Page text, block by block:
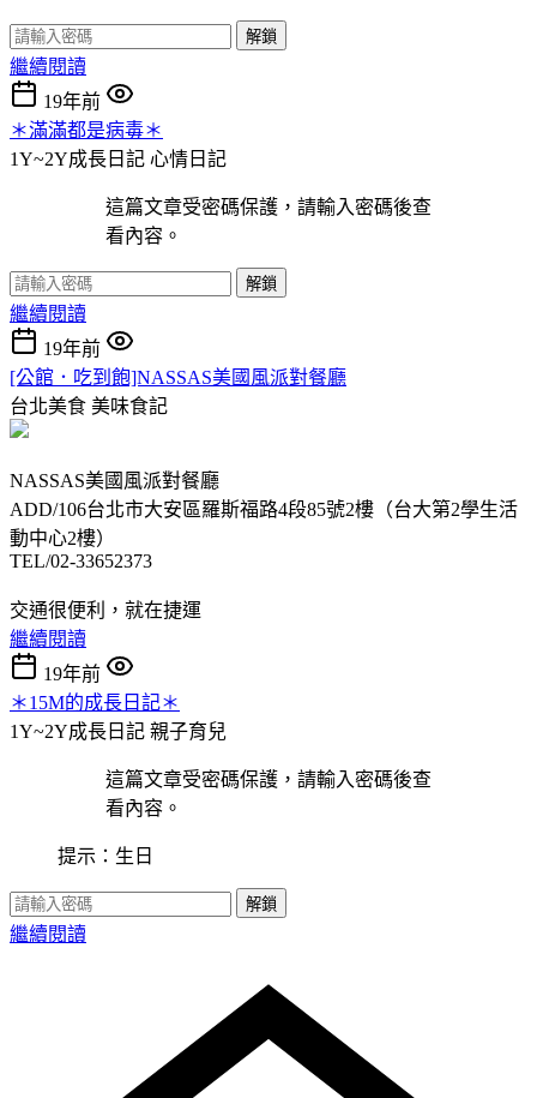
解鎖
繼續閱讀
19年前
＊滿滿都是病毒＊
1Y~2Y成長日記 心情日記
這篇文章受密碼保護，請輸入密碼後查
看內容。
解鎖
繼續閱讀
19年前
[公館．吃到飽]NASSAS美國風派對餐廳
台北美食 美味食記
NASSAS美國風派對餐廳
ADD/106台北市大安區羅斯福路4段85號2樓（台大第2學生活
動中心2樓）
TEL/02-33652373
交通很便利，就在捷運
繼續閱讀
19年前
＊15M的成長日記＊
1Y~2Y成長日記 親子育兒
這篇文章受密碼保護，請輸入密碼後查
看內容。
提示：生日
解鎖
繼續閱讀